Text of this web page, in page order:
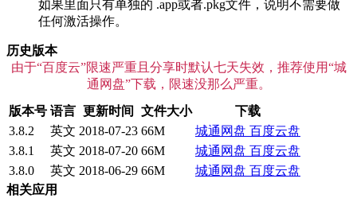
如果里面只有单独的 .app或者.pkg文件，说明不需要做
任何激活操作。
历史版本
由于“百度云”限速严重且分享时默认七天失效，推荐使用“城
通网盘”下载，限速没那么严重。
版本号 语言 更新时间 文件大小
下载
3.8.2
英文 2018-07-23 66M 城通网盘 百度云盘
3.8.1
英文 2018-07-20 66M 城通网盘 百度云盘
3.8.0
英文 2018-06-29 66M 城通网盘 百度云盘
相关应用